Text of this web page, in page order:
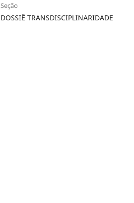
Seção
DOSSIÊ TRANSDISCIPLINARIDADE